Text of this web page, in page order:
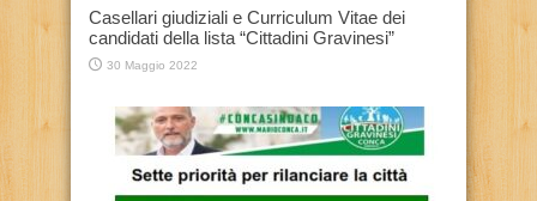
Casellari giudiziali e Curriculum Vitae dei
candidati della lista “Cittadini Gravinesi”
30 Maggio 2022